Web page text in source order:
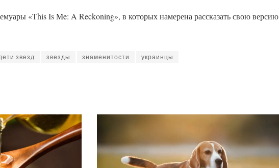
«This Is Me: A Reckoning», в которых намерена рассказать свою версию
звезд звезды знаменитости украинцы